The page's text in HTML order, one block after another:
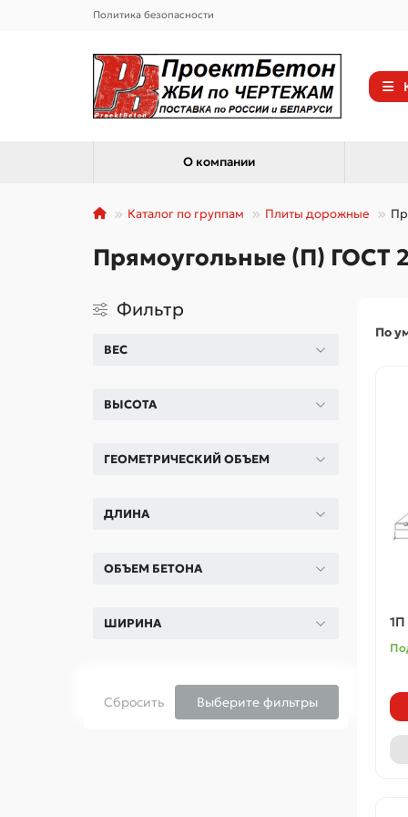
Политика безопасности
О компании
Каталог по группам Плиты дорожные
Прямоугольные (П) ГОСТ
Фильтр
ВЕС
ВЫСОТА
ГЕОМЕТРИЧЕСКИЙ ОБЪЕМ
ДЛИНА
ОБЪЕМ БЕТОНА
ШИРИНА
Сбросить Выберите фильтры
По
1П